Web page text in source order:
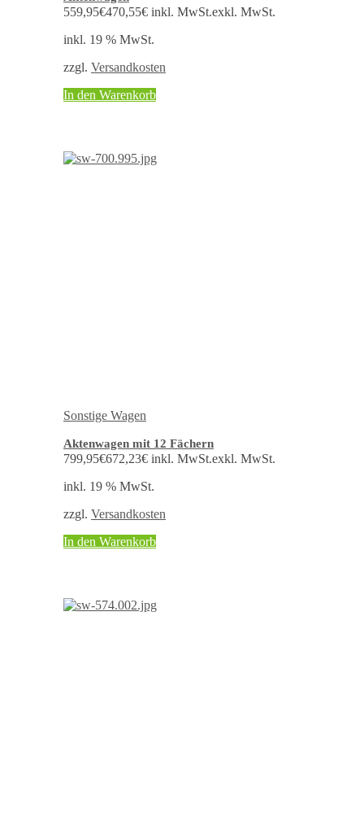
559,95€470,55€ inkl. MwSt.exkl. MwSt.
inkl. 19 % MwSt.
zzgl. Versandkosten
In den Warenkorb
Sonstige Wagen
Aktenwagen mit 12 Fächern
799,95€672,23€ inkl. MwSt.exkl. MwSt.
inkl. 19 % MwSt.
zzgl. Versandkosten
In den Warenkorb